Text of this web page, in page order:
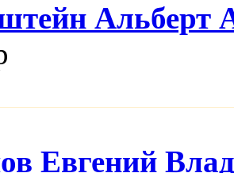
Альберт
Евгений